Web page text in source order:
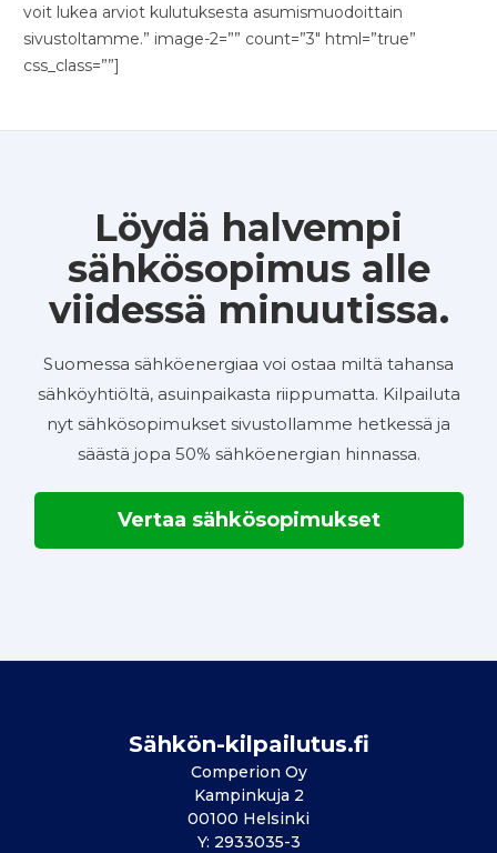
voit lukea arviot kulutuksesta asumismuodoittain
sivustoltamme.” image-2=”” count=”3″ html=”true”
css_class=””]
Löydä halvempi
sähkösopimus alle
viidessä minuutissa.
Suomessa sähköenergiaa voi ostaa miltä tahansa
sähköyhtiöltä, asuinpaikasta riippumatta. Kilpailuta
nyt sähkösopimukset sivustollamme hetkessä ja
säästä jopa 50% sähköenergian hinnassa.
Vertaa sähkösopimukset
Sähkön-kilpailutus.fi
Comperion Oy
Kampinkuja 2
00100 Helsinki
Y: 2933035-3